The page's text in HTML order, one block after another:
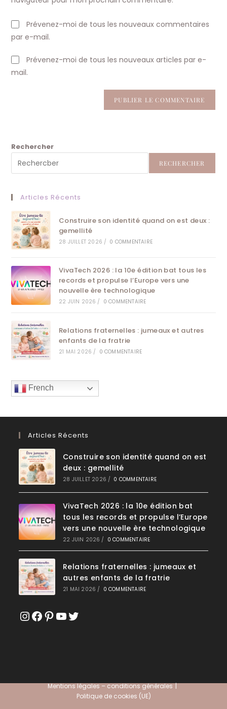
(facultatif)
Prévenez-moi de tous les nouveaux commentaires
par e-mail.
Prévenez-moi de tous les nouveaux articles par e-
mail.
Rechercher
RECHERCHER
Articles Récents
Construire son identité quand on est deux :
gemellité
28 JUILLET 2026 / 0 COMMENTAIRE
VivaTech 2026 : la 10e édition bat tous les
records et propulse l’Europe vers une
nouvelle ère technologique
22 JUIN 2026 / 0 COMMENTAIRE
Relations fraternelles : jumeaux et autres
enfants de la fratrie
21 MAI 2026 / 0 COMMENTAIRE
French
Articles Récents
Construire son identité quand on est
deux : gemellité
28 JUILLET 2026 / 0 COMMENTAIRE
VivaTech 2026 : la 10e édition bat
tous les records et propulse l’Europe
vers une nouvelle ère technologique
22 JUIN 2026 / 0 COMMENTAIRE
Relations fraternelles : jumeaux et
autres enfants de la fratrie
21 MAI 2026 / 0 COMMENTAIRE
Instagram
Facebook
Pinterest
YouTube
Twitter
Mentions légales – conditions générales
Politique de cookies (UE)